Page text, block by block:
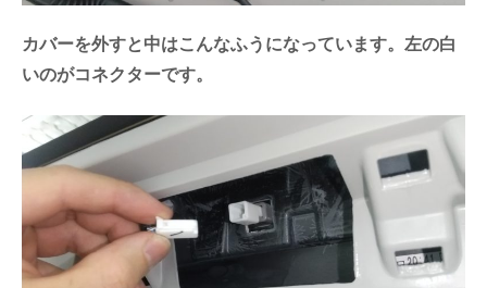
カバーを外すと中はこんなふうになっています。左の白
いのがコネクターです。